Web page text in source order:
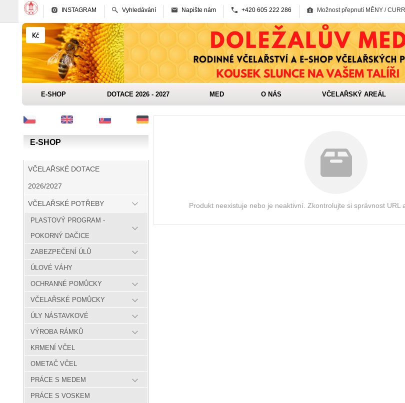
INSTAGRAM Vyhledávání Napište nám +420 605 222 286 Možnost přepnutí MĚNY /
E-SHOP DOTACE 2026 - 2027 MED O NÁS VČELAŘSKÝ AREÁL
E-SHOP
VČELAŘSKÉ DOTACE
2026/2027
VČELAŘSKÉ POTŘEBY
PLASTOVÝ PROGRAM -
POKORNÝ DAČICE
ZABEZPEČENÍ ÚLŮ
ÚLOVÉ VÁHY
OCHRANNÉ POMŮCKY
VČELAŘSKÉ POMŮCKY
ÚLY NÁSTAVKOVÉ
VÝROBA RÁMKŮ
KRMENÍ VČEL
OMETAČ VČEL
PRÁCE S MEDEM
PRÁCE S VOSKEM
Produkt neexistuje nebo je neaktivní. Zkontrolujte si správnost URL